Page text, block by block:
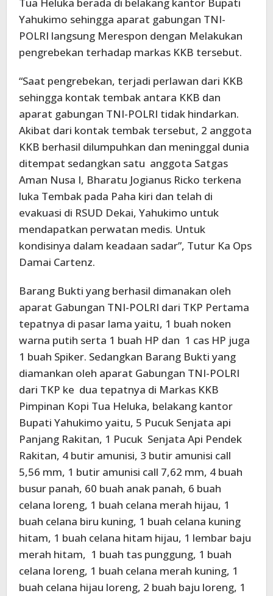
Tua Heluka berada di belakang kantor Bupati
Yahukimo sehingga aparat gabungan TNI-
POLRI langsung Merespon dengan Melakukan
pengrebekan terhadap markas KKB tersebut.
“Saat pengrebekan, terjadi perlawan dari KKB
sehingga kontak tembak antara KKB dan
aparat gabungan TNI-POLRI tidak hindarkan.
Akibat dari kontak tembak tersebut, 2 anggota
KKB berhasil dilumpuhkan dan meninggal dunia
ditempat sedangkan satu anggota Satgas
Aman Nusa I, Bharatu Jogianus Ricko terkena
luka Tembak pada Paha kiri dan telah di
evakuasi di RSUD Dekai, Yahukimo untuk
mendapatkan perwatan medis. Untuk
kondisinya dalam keadaan sadar”, Tutur Ka Ops
Damai Cartenz.
Barang Bukti yang berhasil dimanakan oleh
aparat Gabungan TNI-POLRI dari TKP Pertama
tepatnya di pasar lama yaitu, 1 buah noken
warna putih serta 1 buah HP dan 1 cas HP juga
1 buah Spiker. Sedangkan Barang Bukti yang
diamankan oleh aparat Gabungan TNI-POLRI
dari TKP ke dua tepatnya di Markas KKB
Pimpinan Kopi Tua Heluka, belakang kantor
Bupati Yahukimo yaitu, 5 Pucuk Senjata api
Panjang Rakitan, 1 Pucuk Senjata Api Pendek
Rakitan, 4 butir amunisi, 3 butir amunisi call
5,56 mm, 1 butir amunisi call 7,62 mm, 4 buah
busur panah, 60 buah anak panah, 6 buah
celana loreng, 1 buah celana merah hijau, 1
buah celana biru kuning, 1 buah celana kuning
hitam, 1 buah celana hitam hijau, 1 lembar baju
merah hitam, 1 buah tas punggung, 1 buah
celana loreng, 1 buah celana merah kuning, 1
buah celana hijau loreng, 2 buah baju loreng, 1